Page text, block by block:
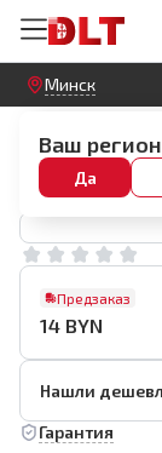
Минск
Ваш
Да
Стеллажи для
Предзаказ
14 BYN
Нашли
Гарантия